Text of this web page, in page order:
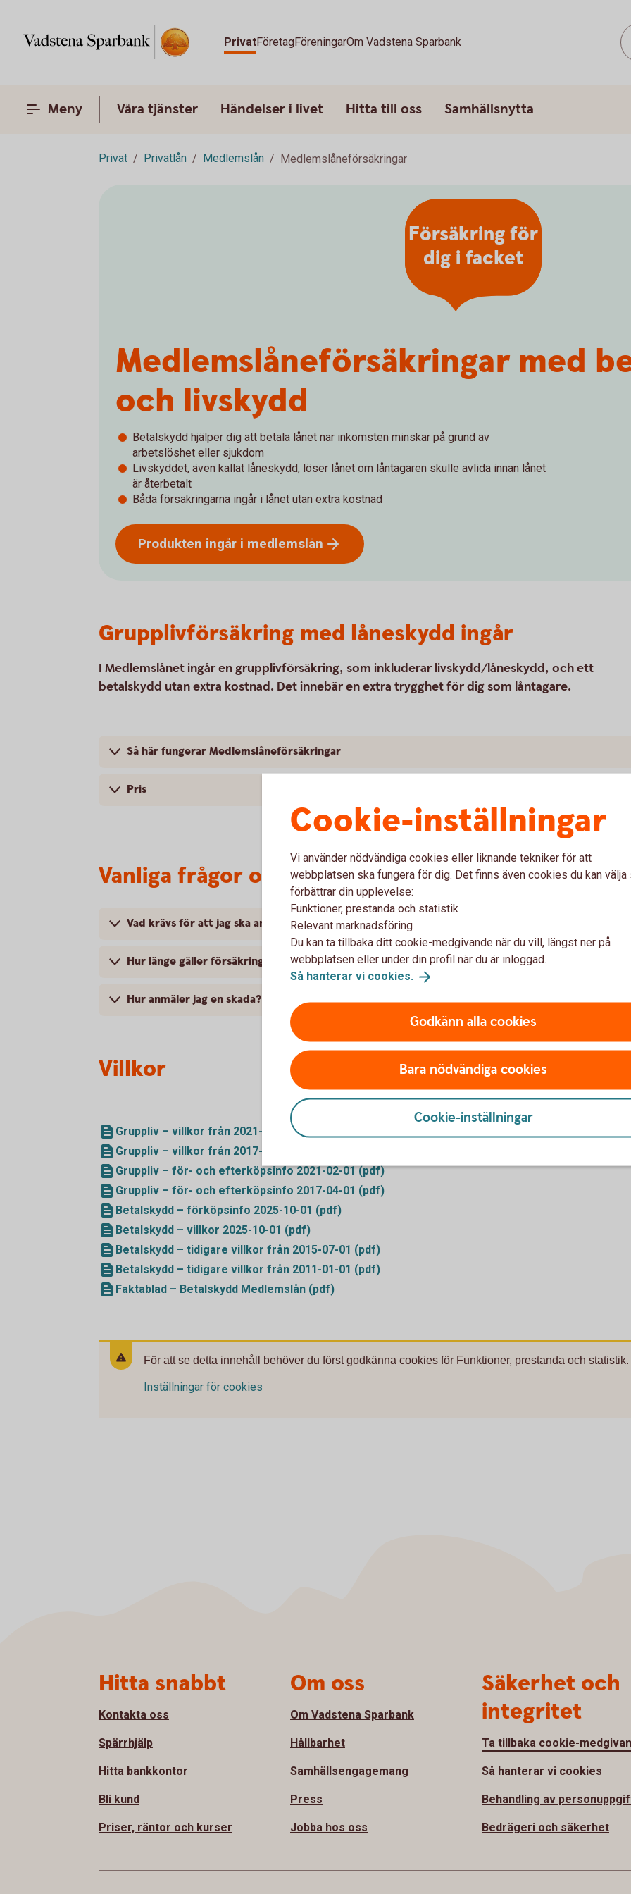
PrivatFöretagFöreningarOm Vadstena Sparbank
Meny Våra tjänster Händelser i livet Hitta till oss Samhällsnytta
Privat Privatlån Medlemslån Medlemslåneförsäkringar
Medlemslåneförsäkringar med
och livskydd
Betalskydd hjälper dig att betala lånet när inkomsten minskar på grund av
arbetslöshet eller sjukdom
Livskyddet, även kallat låneskydd, löser lånet om låntagaren skulle avlida innan lånet
är återbetalt
Båda försäkringarna ingår i lånet utan extra kostnad
Produkten ingår i medlemslån
Försäkring för
dig i facket
Grupplivförsäkring med låneskydd ingår
I Medlemslånet ingår en grupplivförsäkring, som inkluderar livskydd/låneskydd, och ett
betalskydd utan extra kostnad. Det innebär en extra trygghet för dig som låntagare.
Så här fungerar Medlemslåneförsäkringar
Pris
Vanliga frågor och svar
Vad krävs för att jag ska anslutas till försäkringarna?
Hur länge gäller försäkringarna?
Hur anmäler jag en skada?
Villkor
Gruppliv – villkor från 2021-02-01 (pdf)
Gruppliv – villkor från 2017-04-01 (pdf)
Gruppliv – för- och efterköpsinfo 2021-02-01 (pdf)
Gruppliv – för- och efterköpsinfo 2017-04-01 (pdf)
Betalskydd – förköpsinfo 2025-10-01 (pdf)
Betalskydd – villkor 2025-10-01 (pdf)
Betalskydd – tidigare villkor från 2015-07-01 (pdf)
Betalskydd – tidigare villkor från 2011-01-01 (pdf)
Faktablad – Betalskydd Medlemslån (pdf)
Blanketter
Ångerblankett
För att se detta innehåll behöver du först godkänna cookies för Funktioner, prestanda och statistik.
Inställningar för cookies
Cookie-inställningar
Vi använder nödvändiga cookies eller liknande tekniker för att
webbplatsen ska fungera för dig. Det finns även cookies du kan välja
förbättrar din upplevelse:
Funktioner, prestanda och statistik
Relevant marknadsföring
Du kan ta tillbaka ditt cookie-medgivande när du vill, längst ner på
webbplatsen eller under din profil när du är inloggad.
Så hanterar vi cookies.
Godkänn alla cookies
Bara nödvändiga cookies
Cookie-inställningar
Hitta snabbt
Kontakta oss
Spärrhjälp
Hitta bankkontor
Bli kund
Priser, räntor och kurser
Om oss
Om Vadstena Sparbank
Hållbarhet
Samhällsengagemang
Press
Jobba hos oss
Säkerhet och
integritet
Ta tillbaka cookie-
Så hanterar vi cookies
Behandling av
Bedrägeri och säkerhet